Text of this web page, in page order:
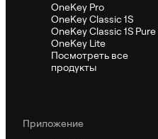
OneKey Pro
OneKey Classic 1S
OneKey Classic 1S Pure
OneKey Lite
Посмотреть все
продукты
Приложение